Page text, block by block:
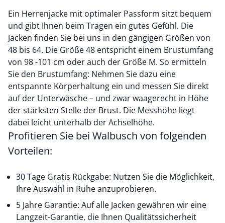
Ein Herrenjacke mit optimaler Passform sitzt bequem
und gibt Ihnen beim Tragen ein gutes Gefühl. Die
Jacken finden Sie bei uns in den gängigen Größen von
48 bis 64. Die Größe 48 entspricht einem Brustumfang
von 98 -101 cm oder auch der Größe M. So ermitteln
Sie den Brustumfang: Nehmen Sie dazu eine
entspannte Körperhaltung ein und messen Sie direkt
auf der Unterwäsche – und zwar waagerecht in Höhe
der stärksten Stelle der Brust. Die Messhöhe liegt
dabei leicht unterhalb der Achselhöhe.
Profitieren Sie bei Walbusch von folgenden
Vorteilen:
30 Tage Gratis Rückgabe: Nutzen Sie die Möglichkeit,
Ihre Auswahl in Ruhe anzuprobieren.
5 Jahre Garantie: Auf alle Jacken gewähren wir eine
Langzeit-Garantie, die Ihnen Qualitätssicherheit